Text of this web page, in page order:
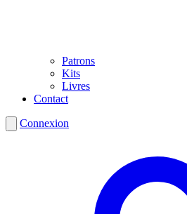
Patrons
Kits
Livres
Contact
Connexion